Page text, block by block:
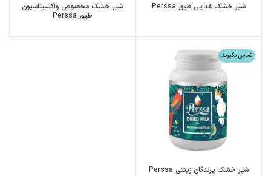
شیر خشک غذایی طیور Perssa
شیر خشک مخصوص واکسیناسیون
طیور Perssa
تماس بگیرید
شیر خشک پرندگان زینتی Perssa